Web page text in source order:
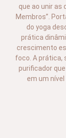
que ao unir as
Membros”.
do yoga
prática
crescimento
foco. A prática,
purificador
em um